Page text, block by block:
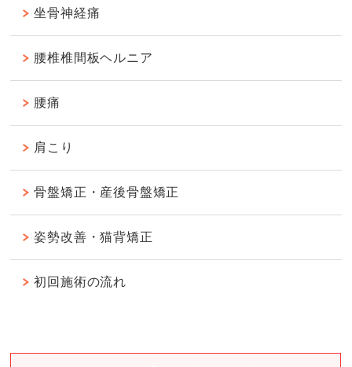
坐骨神経痛
腰椎椎間板ヘルニア
腰痛
肩こり
骨盤矯正・産後骨盤矯正
姿勢改善・猫背矯正
初回施術の流れ